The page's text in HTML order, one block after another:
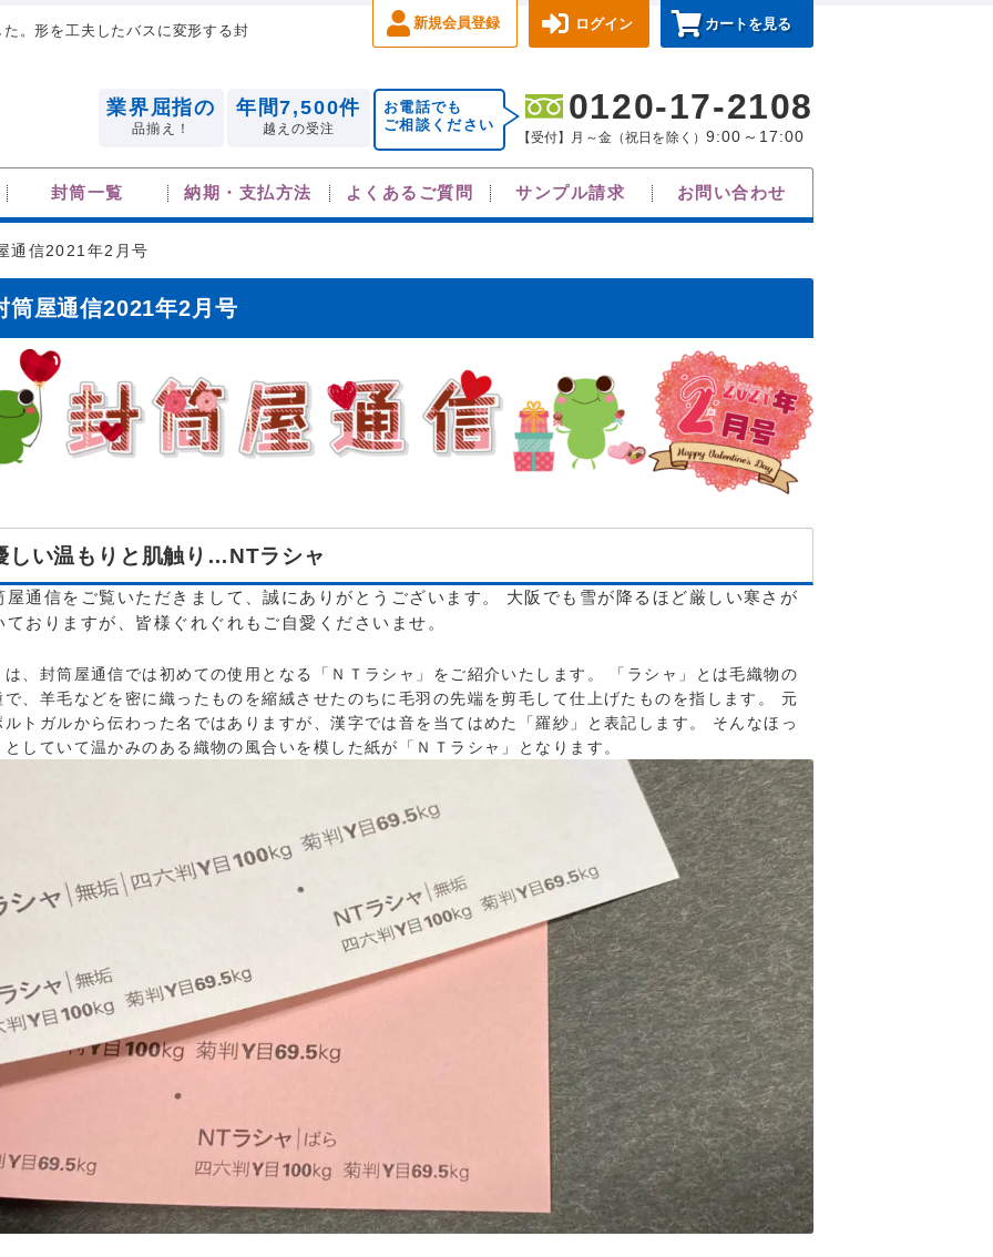
。形を工夫したバスに変形する封 新規会員登録 ログイン カートを見る
業界屈指の
品揃え！
年間7,500件
越えの受注
お電話でも
ご相談ください
0120-17-2108
【受付】月～金（祝日を除く）9:00～17:00
封筒一覧 納期・支払方法 よくあるご質問 サンプル請求 お問い合わせ
通信2021年2月号
筒屋通信2021年2月号
しい温もりと肌触り…NTラシャ
屋通信をご覧いただきまして、誠にありがとうございます。 大阪でも雪が降るほど厳しい寒さが
ておりますが、皆様ぐれぐれもご自愛くださいませ。
は、封筒屋通信では初めての使用となる「ＮＴラシャ」をご紹介いたします。 「ラシャ」とは毛織物の
で、羊毛などを密に織ったものを縮絨させたのちに毛羽の先端を剪毛して仕上げたものを指します。 元
ルトガルから伝わった名ではありますが、漢字では音を当てはめた「羅紗」と表記します。 そんなほっ
としていて温かみのある織物の風合いを模した紙が「ＮＴラシャ」となります。